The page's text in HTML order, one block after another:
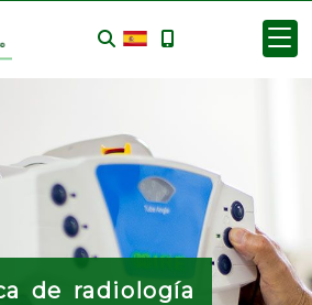
de radiología